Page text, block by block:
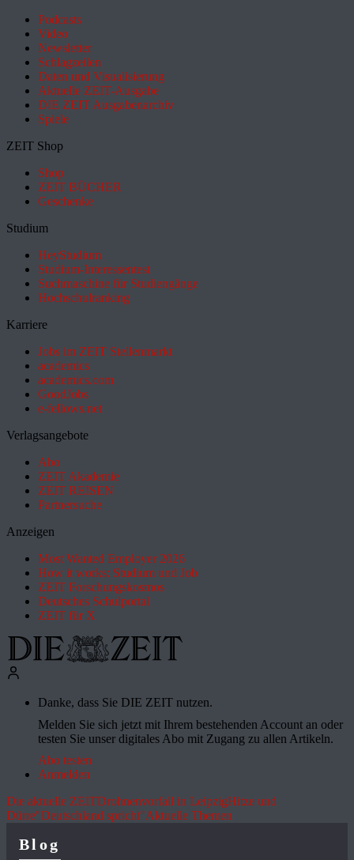
Podcasts
Video
Newsletter
Schlagzeilen
Daten und Visualisierung
Aktuelle ZEIT-Ausgabe
DIE ZEIT Ausgabenarchiv
Spiele
ZEIT Shop
Shop
ZEIT BÜCHER
Geschenke
Studium
HeyStudium
Studium-Interessentest
Suchmaschine für Studiengänge
Hochschulranking
Karriere
Jobs im ZEIT Stellenmarkt
academics
academics.com
GoodJobs
e-fellows.net
Verlagsangebote
Abo
ZEIT Akademie
ZEIT REISEN
Partnersuche
Anzeigen
Most Wanted Employer 2026
How it works: Studium und Job
ZEIT Forschungskosmos
Deutsches Schulportal
ZEIT für X
Danke, dass Sie DIE ZEIT nutzen.
Melden Sie sich jetzt mit Ihrem bestehenden Account an oder
testen Sie unser digitales Abo mit Zugang zu allen Artikeln.
Abo testen
Anmelden
Die aktuelle ZEITDrohnenvorfall in LeipzigHitze und
Dürre"Deutschland spricht"Aktuelle Themen
Blog